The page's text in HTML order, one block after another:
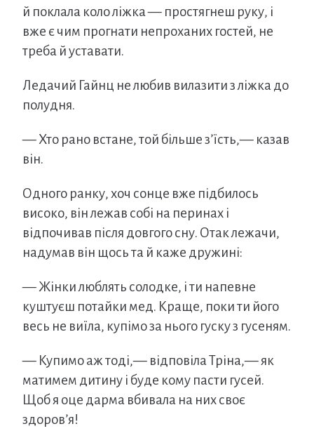
й поклала коло ліжка — простягнеш руку, і
вже є чим прогнати непроханих гостей, не
треба й уставати.
Ледачий Гайнц не любив вилазити з ліжка до
полудня.
— Хто рано встане, той більше з’їсть,— казав
він.
Одного ранку, хоч сонце вже підбилось
високо, він лежав собі на перинах і
відпочивав після довгого сну. Отак лежачи,
надумав він щось та й каже дружині:
— Жінки люблять солодке, і ти напевне
куштуєш потайки мед. Краще, поки ти його
весь не виїла, купімо за нього гуску з гусеням.
— Купимо аж тоді,— відповіла Тріна,— як
матимем дитину і буде кому пасти гусей.
Щоб я оце дарма вбивала на них своє
здоров’я!